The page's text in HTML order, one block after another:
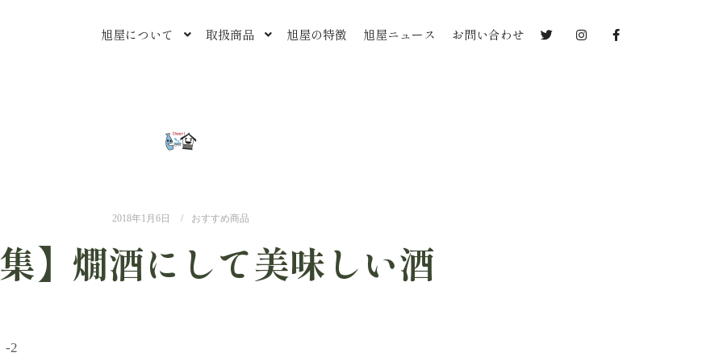
旭屋について 取扱商品 旭屋の特徴 旭屋ニュース お問い合わせ
2018年1月6日 おすすめ商品
】燗酒にして美味しい酒